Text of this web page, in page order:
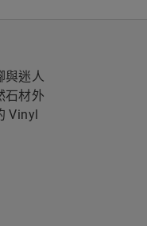
與迷人
石材外
Vinyl